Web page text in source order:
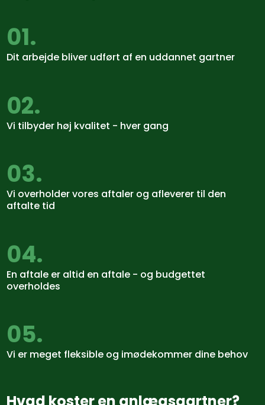
01.
Dit arbejde bliver udført af en uddannet gartner​
02.
​Vi tilbyder høj kvalitet - hver gang​​
03.
​Vi overholder vores aftaler og afleverer til den
aftalte tid​
04.
​En aftale er altid en aftale​ - og budgettet
overholdes
05.
Vi er meget fleksible​ og imødekommer dine behov